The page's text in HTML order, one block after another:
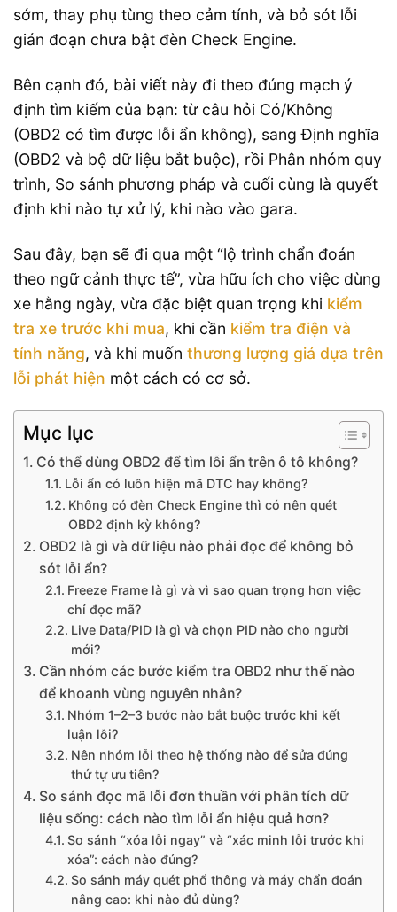
sớm, thay phụ tùng theo cảm tính, và bỏ sót lỗi
gián đoạn chưa bật đèn Check Engine.
Bên cạnh đó, bài viết này đi theo đúng mạch ý
định tìm kiếm của bạn: từ câu hỏi Có/Không
(OBD2 có tìm được lỗi ẩn không), sang Định nghĩa
(OBD2 và bộ dữ liệu bắt buộc), rồi Phân nhóm quy
trình, So sánh phương pháp và cuối cùng là quyết
định khi nào tự xử lý, khi nào vào gara.
Sau đây, bạn sẽ đi qua một “lộ trình chẩn đoán
theo ngữ cảnh thực tế”, vừa hữu ích cho việc dùng
xe hằng ngày, vừa đặc biệt quan trọng khi kiểm
tra xe trước khi mua, khi cần kiểm tra điện và
tính năng, và khi muốn thương lượng giá dựa trên
lỗi phát hiện một cách có cơ sở.
Mục lục
Có thể dùng OBD2 để tìm lỗi ẩn trên ô tô không?
Lỗi ẩn có luôn hiện mã DTC hay không?
Không có đèn Check Engine thì có nên quét
OBD2 định kỳ không?
OBD2 là gì và dữ liệu nào phải đọc để không bỏ
sót lỗi ẩn?
Freeze Frame là gì và vì sao quan trọng hơn việc
chỉ đọc mã?
Live Data/PID là gì và chọn PID nào cho người
mới?
Cần nhóm các bước kiểm tra OBD2 như thế nào
để khoanh vùng nguyên nhân?
Nhóm 1–2–3 bước nào bắt buộc trước khi kết
luận lỗi?
Nên nhóm lỗi theo hệ thống nào để sửa đúng
thứ tự ưu tiên?
So sánh đọc mã lỗi đơn thuần với phân tích dữ
liệu sống: cách nào tìm lỗi ẩn hiệu quả hơn?
So sánh “xóa lỗi ngay” và “xác minh lỗi trước khi
xóa”: cách nào đúng?
So sánh máy quét phổ thông và máy chẩn đoán
nâng cao: khi nào đủ dùng?